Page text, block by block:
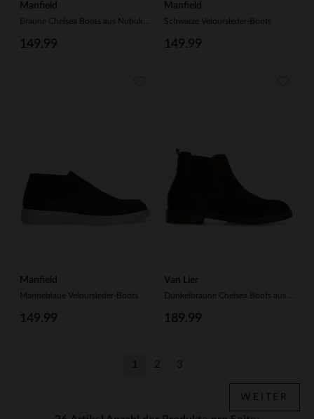
Manfield
149.99
Manfield
Schwarze Veloursleder-Boots
149.99
Manfield
Marineblaue Veloursleder-Boots
149.99
Van Lier
189.99
1 2 3
WEITER